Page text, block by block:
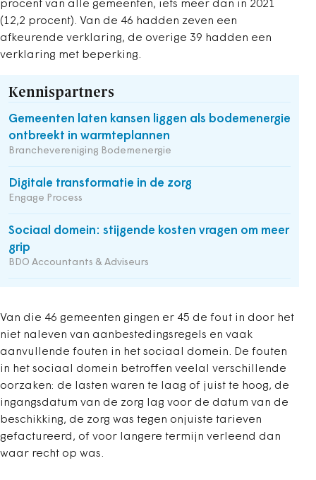
procent van alle gemeenten, iets meer dan in 2021
(12,2 procent). Van de 46 hadden zeven een
afkeurende verklaring, de overige 39 hadden een
verklaring met beperking.
Kennispartners
Gemeenten laten kansen liggen als bodemenergie
ontbreekt in warmteplannen
Branchevereniging Bodemenergie
Digitale transformatie in de zorg
Engage Process
Sociaal domein: stijgende kosten vragen om meer
grip
BDO Accountants & Adviseurs
Van die 46 gemeenten gingen er 45 de fout in door het
niet naleven van aanbestedingsregels en vaak
aanvullende fouten in het sociaal domein. De fouten
in het sociaal domein betroffen veelal verschillende
oorzaken: de lasten waren te laag of juist te hoog, de
ingangsdatum van de zorg lag voor de datum van de
beschikking, de zorg was tegen onjuiste tarieven
gefactureerd, of voor langere termijn verleend dan
waar recht op was.